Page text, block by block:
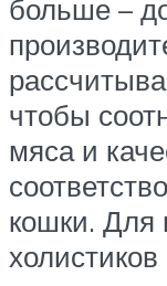
больше –
чтобы
мяса и
кошки. Для
холистиков